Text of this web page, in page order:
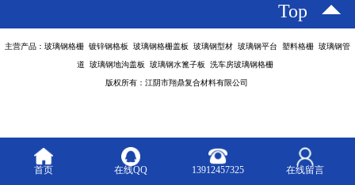
Top
主营产品：玻璃钢格栅 镀锌钢格板 玻璃钢格栅盖板 玻璃钢型材 玻璃钢平台 塑料格栅 玻璃钢管
道 玻璃钢地沟盖板 玻璃钢水篦子板 洗车房玻璃钢格栅
版权所有：江阴市翔鼎复合材料有限公司
首页 在线QQ 13912457325 在线留言